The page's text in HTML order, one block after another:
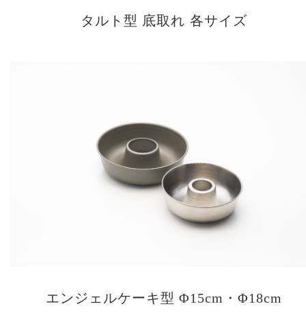
タルト型 底取れ 各サイズ
エンジェルケーキ型 Φ15cm・Φ18cm